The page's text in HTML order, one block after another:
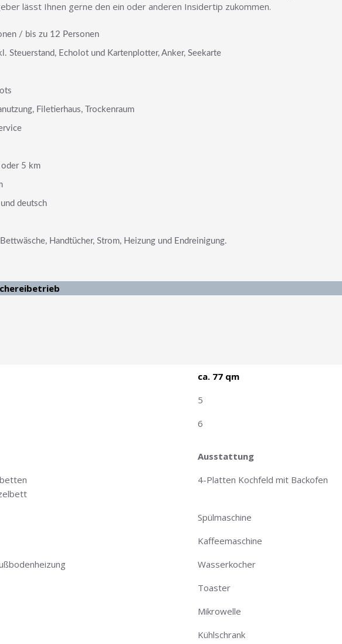
lässt Ihnen gerne den ein oder anderen Insidertip zukommen.
/ bis zu 12 Personen
Steuerstand, Echolot und Kartenplotter, Anker, Seekarte
Filetierhaus, Trockenraum
5 km
deutsch
Handtücher, Strom, Heizung und Endreinigung.
ca. 77 qm
5
6
Ausstattung
4-Platten Kochfeld mit Backofen
Spülmaschine
Kaffeemaschine
Wasserkocher
Toaster
Mikrowelle
Kühlschrank